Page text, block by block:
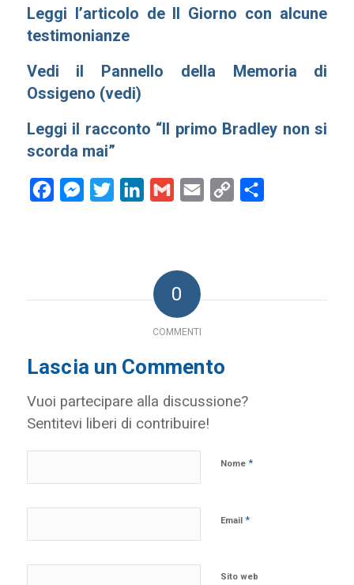
Leggi l’articolo de Il Giorno con alcune
testimonianze
Vedi il Pannello della Memoria di
Ossigeno (vedi)
Leggi il racconto “Il primo Bradley non si
scorda mai”
FacebookMessenger
Twitter LinkedInGmail Email
Copy
0
COMMENTI
Lascia un Commento
Vuoi partecipare alla discussione?
Sentitevi liberi di contribuire!
Nome *
Email *
Sito web